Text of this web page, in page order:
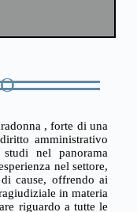
, forte di una
amministrativo
nel panorama
nel settore,
cause, offrendo ai
in materia
riguardo a tutte le